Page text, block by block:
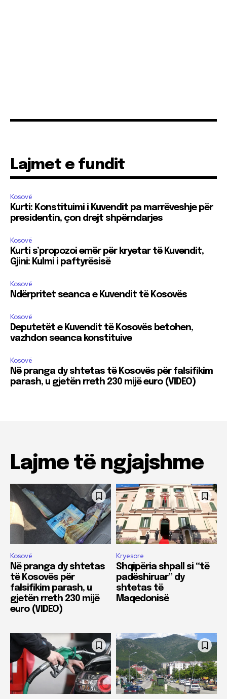
Lajmet e fundit
Kosovë
Kurti: Konstituimi i Kuvendit pa marrëveshje për
presidentin, çon drejt shpërndarjes
Kosovë
Kurti s’propozoi emër për kryetar të Kuvendit,
Gjini: Kulmi i paftyrësisë
Kosovë
Ndërpritet seanca e Kuvendit të Kosovës
Kosovë
Deputetët e Kuvendit të Kosovës betohen,
vazhdon seanca konstituive
Kosovë
Në pranga dy shtetas të Kosovës për falsifikim
parash, u gjetën rreth 230 mijë euro (VIDEO)
Lajme të ngjajshme
Kosovë
Në pranga dy shtetas
të Kosovës për
falsifikim parash, u
gjetën rreth 230 mijë
euro (VIDEO)
Kryesore
Shqipëria shpall si “të
padëshiruar” dy
shtetas të
Maqedonisë